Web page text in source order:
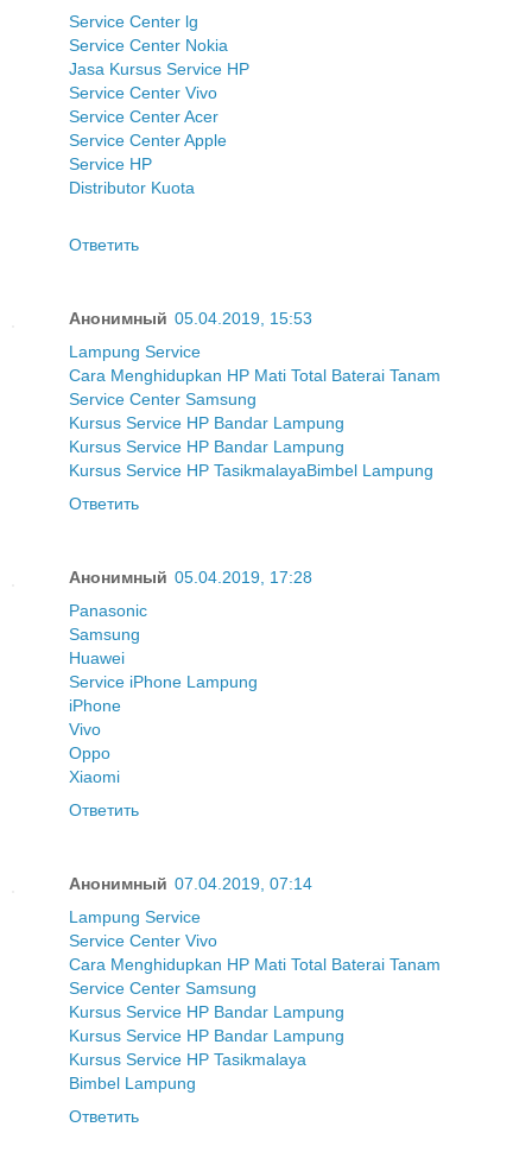
Service Center lg
Service Center Nokia
Jasa Kursus Service HP
Service Center Vivo
Service Center Acer
Service Center Apple
Service HP
Distributor Kuota
Ответить
Анонимный 05.04.2019, 15:53
Lampung Service
Cara Menghidupkan HP Mati Total Baterai Tanam
Service Center Samsung
Kursus Service HP Bandar Lampung
Kursus Service HP Bandar Lampung
Kursus Service HP TasikmalayaBimbel Lampung
Ответить
Анонимный 05.04.2019, 17:28
Panasonic
Samsung
Huawei
Service iPhone Lampung
iPhone
Vivo
Oppo
Xiaomi
Ответить
Анонимный 07.04.2019, 07:14
Lampung Service
Service Center Vivo
Cara Menghidupkan HP Mati Total Baterai Tanam
Service Center Samsung
Kursus Service HP Bandar Lampung
Kursus Service HP Bandar Lampung
Kursus Service HP Tasikmalaya
Bimbel Lampung
Ответить